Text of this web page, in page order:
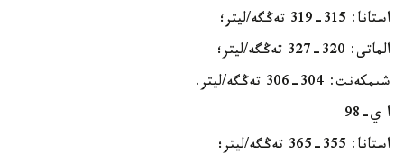
استانا: 315-319 تەڭگە/ليتر؛
الماتى: 320-327 تەڭگە/ليتر؛
شىمكەنت: 304-306 تەڭگە/ليتر.
ا ي-98
استانا: 355-365 تەڭگە/ليتر؛